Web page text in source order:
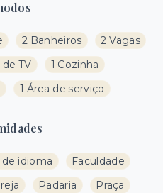
2 Banheiros
2 Vagas
de TV
1 Cozinha
1 Área de serviço
de idioma
Faculdade
Padaria
Praça